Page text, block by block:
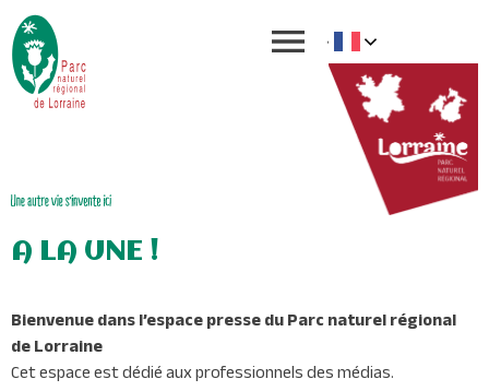
A LA UNE !
Bienvenue dans l’espace presse du Parc naturel régional
de Lorraine
Cet espace est dédié aux professionnels des médias.